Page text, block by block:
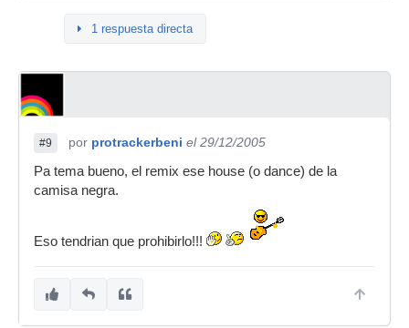
1 respuesta directa
#9 por protrackerbeni el 29/12/2005
Pa tema bueno, el remix ese house (o dance) de la
camisa negra.
Eso tendrian que prohibirlo!!!